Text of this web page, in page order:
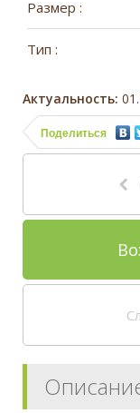
Размер :
Тип :
Актуальность:
Поделиться